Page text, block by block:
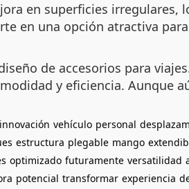
en superficies
en una opción atractiva
de accesorios para
y eficiencia. Aunque
innovación vehículo personal
estructura plegable mango
optimizado futuramente versatilidad
potencial transformar experiencia